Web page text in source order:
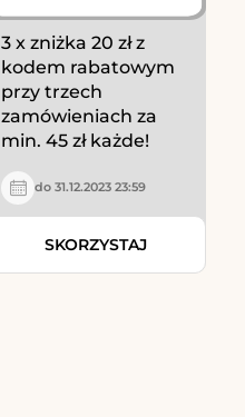
3 x zniżka 20 zł z
kodem rabatowym
przy trzech
zamówieniach za
min. 45 zł każde!
do 31.12.2023 23:59
SKORZYSTAJ